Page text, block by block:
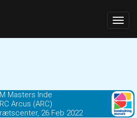
Masters Inde
Arcus (ARC)
26 Feb 2022